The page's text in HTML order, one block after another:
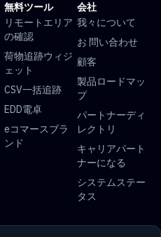
無料ツール
リモートエリア
の確認
荷物追跡ウィジ
ェット
CSV一括追跡
EDD電卓
eコマースブラ
ンド
会社
我々について
お 問い合わせ
顧客
製品ロードマッ
プ
パートナーディ
レクトリ
キャリアパート
ナーになる
システムステー
タス